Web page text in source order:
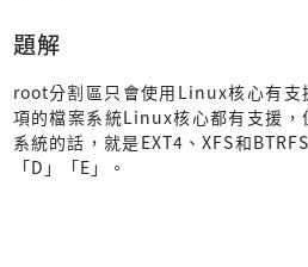
題解
root分割區只會使用Linux核心有支
項的檔案系統Linux核心都有支援，
系統的話，就是EXT4、XFS和
「D」「E」。